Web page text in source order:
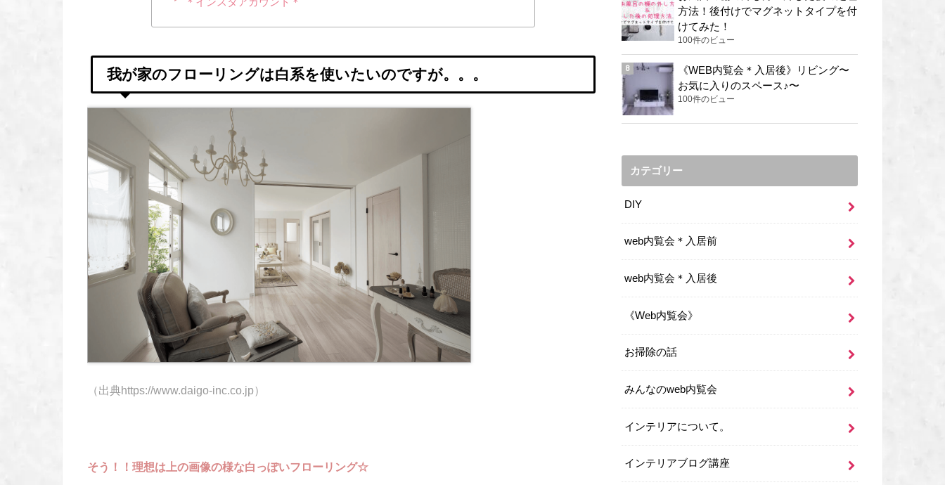
我が家のフローリングは白系を使いたいのですが。。。
（出典https://www.daigo-inc.co.jp）
そう！！理想は上の画像の様な白っぽいフローリング☆
方法！後付けでマグネットタイプを付
けてみた！
100件のビュー
《WEB内覧会＊入居後》リビング〜
お気に入りのスペース♪〜
100件のビュー
カテゴリー
DIY
web内覧会＊入居前
web内覧会＊入居後
《Web内覧会》
お掃除の話
みんなのweb内覧会
インテリアについて。
インテリアブログ講座